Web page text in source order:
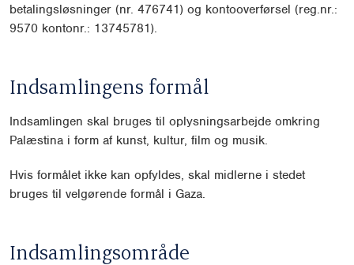
betalingsløsninger (nr. 476741) og kontooverførsel (reg.nr.:
9570 kontonr.: 13745781).
Indsamlingens formål
Indsamlingen skal bruges til oplysningsarbejde omkring
Palæstina i form af kunst, kultur, film og musik.
Hvis formålet ikke kan opfyldes, skal midlerne i stedet
bruges til velgørende formål i Gaza.
Indsamlingsområde